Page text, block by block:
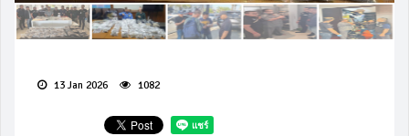
13 Jan 2026 1082